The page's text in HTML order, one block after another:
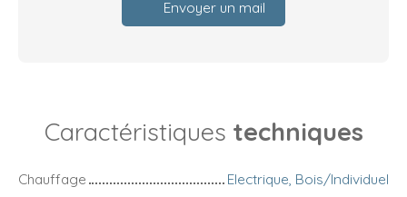
Envoyer un mail
Caractéristiques techniques
Chauffage
Electrique, Bois/Individuel